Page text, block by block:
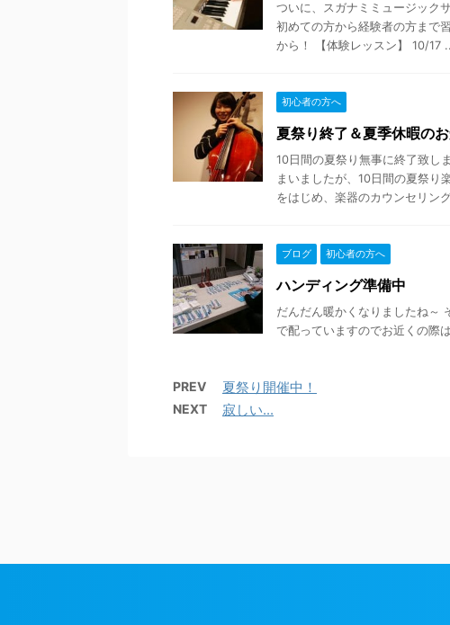
ついに、スガナミミュージック
初めての方から経験者の方まで
から！ 【体験レッスン】 10/17
初心者の方へ
夏祭り終了＆夏季休暇の
10日間の夏祭り無事に終了致し
まいましたが、10日間の夏祭り
をはじめ、楽器のカウンセリン
ブログ 初心者の方へ
ハンディング準備中
だんだん暖かくなりましたね～
で配っていますのでお近くの際
PREV 夏祭り開催中！
NEXT 寂しい...